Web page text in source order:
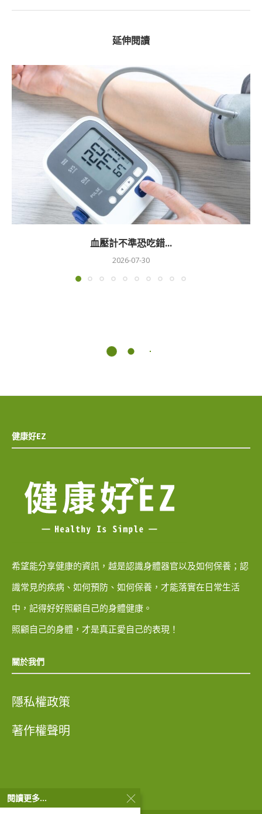
延伸閱讀
血壓計不準恐吃錯...
2026-07-30
健康好EZ
希望能分享健康的資訊，越是認識身體器官以及如何保養；認
識常見的疾病、如何預防、如何保養，才能落實在日常生活
中，記得好好照顧自己的身體健康。
照顧自己的身體，才是真正愛自己的表現！
關於我們
隱私權政策
著作權聲明
閱讀更多...